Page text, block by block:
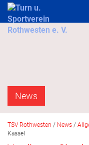
News
TSV Rothwesten / News /
Kassel